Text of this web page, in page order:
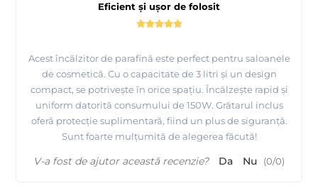
Eficient și ușor de folosit
Acest încălzitor de parafină este perfect pentru saloanele
de cosmetică. Cu o capacitate de 3 litri și un design
compact, se potrivește în orice spațiu. Încălzește rapid și
uniform datorită consumului de 150W. Grătarul inclus
oferă protecție suplimentară, fiind un plus de siguranță.
Sunt foarte mulțumită de alegerea făcută!
V-a fost de ajutor această recenzie? Da Nu (0/0)